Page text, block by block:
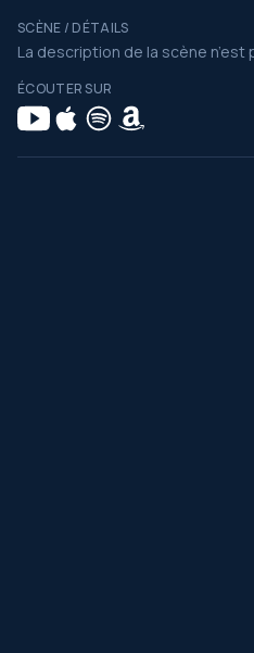
SCÈNE / DÉTAILS
La description de la scène
ÉCOUTER SUR